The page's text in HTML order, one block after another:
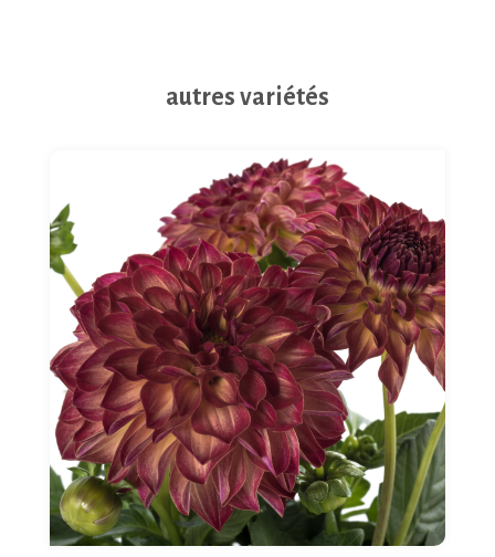
autres variétés